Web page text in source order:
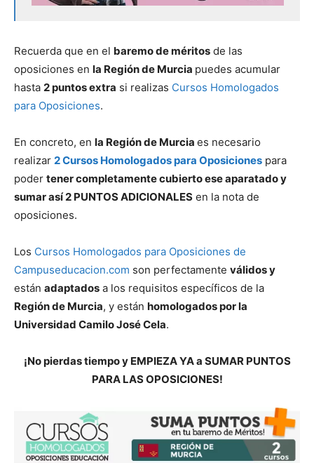
Recuerda que en el baremo de méritos de las
oposiciones en la Región de Murcia puedes acumular
hasta 2 puntos extra si realizas Cursos Homologados
para Oposiciones.
En concreto, en la Región de Murcia es necesario
realizar 2 Cursos Homologados para Oposiciones para
poder tener completamente cubierto ese aparatado y
sumar así 2 PUNTOS ADICIONALES en la nota de
oposiciones.
Los Cursos Homologados para Oposiciones de
Campuseducacion.com son perfectamente válidos y
están adaptados a los requisitos específicos de la
Región de Murcia, y están homologados por la
Universidad Camilo José Cela.
¡No pierdas tiempo y EMPIEZA YA a SUMAR PUNTOS
PARA LAS OPOSICIONES!